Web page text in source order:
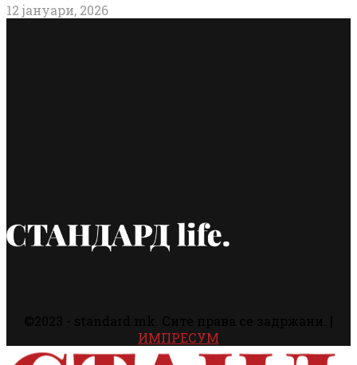
12 јануари, 2026
ИМПРЕСУМ
Facebook
Instagram
Email
Rss